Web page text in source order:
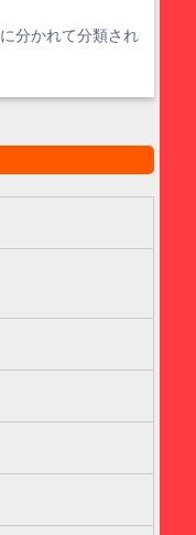
に分かれて分類され